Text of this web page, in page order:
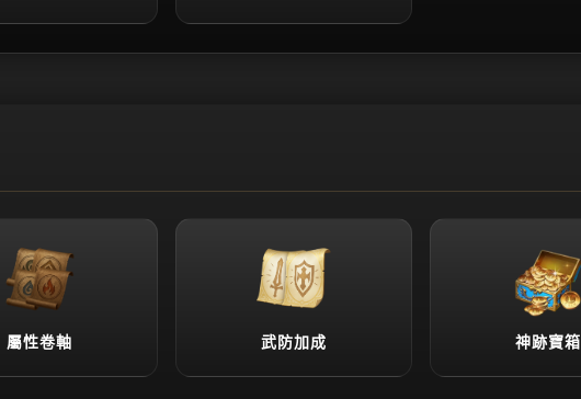
屬性卷軸 武防加成 神跡寶箱